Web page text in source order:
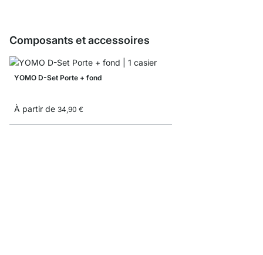
Composants et accessoires
YOMO D-Set Porte + fond
À partir de 34,90 €